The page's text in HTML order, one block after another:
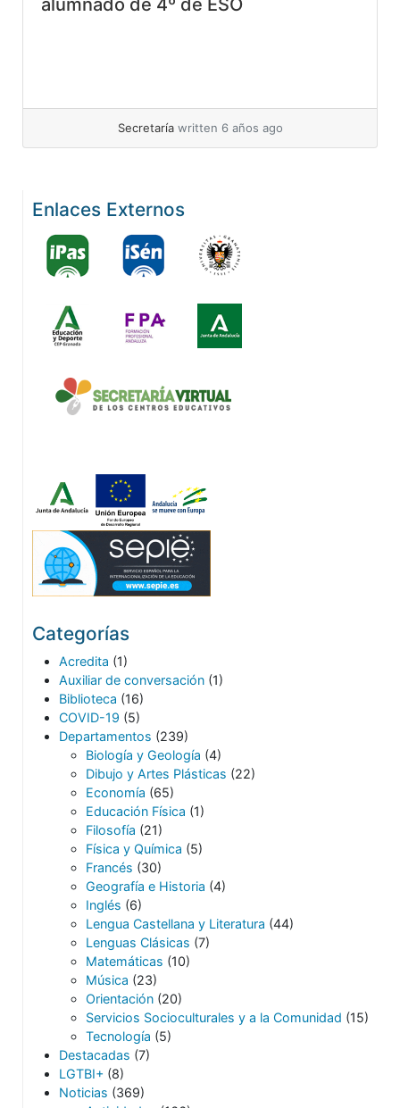
Secretaría written 6 años ago
Enlaces Externos
Categorías
Acredita (1)
Auxiliar de conversación (1)
Biblioteca (16)
COVID-19 (5)
Departamentos (239)
Biología y Geología (4)
Dibujo y Artes Plásticas (22)
Economía (65)
Educación Física (1)
Filosofía (21)
Física y Química (5)
Francés (30)
Geografía e Historia (4)
Inglés (6)
Lengua Castellana y Literatura (44)
Lenguas Clásicas (7)
Matemáticas (10)
Música (23)
Orientación (20)
Servicios Socioculturales y a la Comunidad (15)
Tecnología (5)
Destacadas (7)
LGTBI+ (8)
Noticias (369)